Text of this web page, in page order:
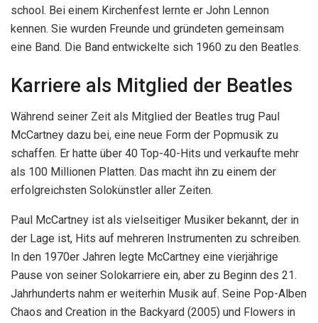
school. Bei einem Kirchenfest lernte er John Lennon
kennen. Sie wurden Freunde und gründeten gemeinsam
eine Band. Die Band entwickelte sich 1960 zu den Beatles.
Karriere als Mitglied der Beatles
Während seiner Zeit als Mitglied der Beatles trug Paul
McCartney dazu bei, eine neue Form der Popmusik zu
schaffen. Er hatte über 40 Top-40-Hits und verkaufte mehr
als 100 Millionen Platten. Das macht ihn zu einem der
erfolgreichsten Solokünstler aller Zeiten.
Paul McCartney ist als vielseitiger Musiker bekannt, der in
der Lage ist, Hits auf mehreren Instrumenten zu schreiben.
In den 1970er Jahren legte McCartney eine vierjährige
Pause von seiner Solokarriere ein, aber zu Beginn des 21.
Jahrhunderts nahm er weiterhin Musik auf. Seine Pop-Alben
Chaos and Creation in the Backyard (2005) und Flowers in